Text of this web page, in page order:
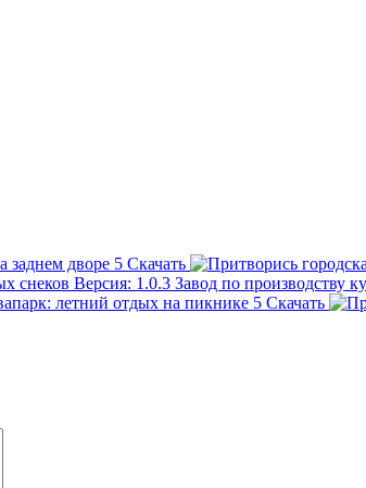
заднем дворе 5 Скачать
Завод по производству
летний отдых на пикнике 5 Скачать